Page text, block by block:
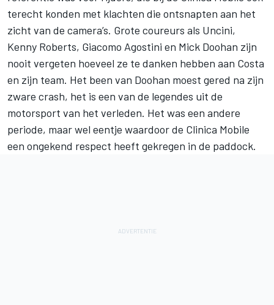
terecht konden met klachten die ontsnapten aan het
zicht van de camera’s. Grote coureurs als Uncini,
Kenny Roberts, Giacomo Agostini en Mick Doohan zijn
nooit vergeten hoeveel ze te danken hebben aan Costa
en zijn team. Het been van Doohan moest gered na zijn
zware crash, het is een van de legendes uit de
motorsport van het verleden. Het was een andere
periode, maar wel eentje waardoor de Clinica Mobile
een ongekend respect heeft gekregen in de paddock.